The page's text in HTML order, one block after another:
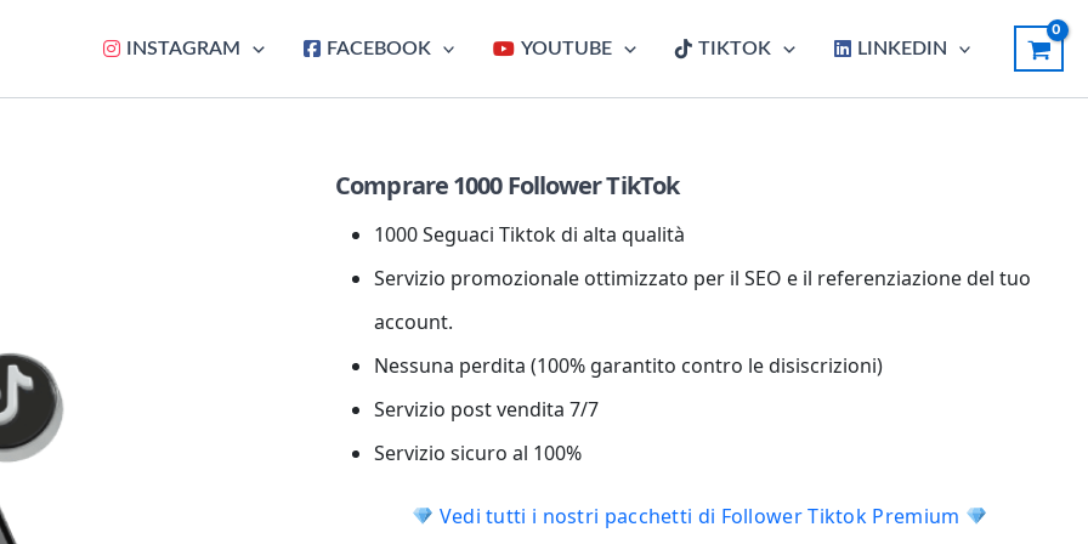
INSTAGRAM FACEBOOK YOUTUBE TIKTOK LINKEDIN
Comprare 1000 Follower TikTok
1000 Seguaci Tiktok di alta qualità
Servizio promozionale ottimizzato per il SEO e il referenziazione del tuo
account.
Nessuna perdita (100% garantito contro le disiscrizioni)
Servizio post vendita 7/7
Servizio sicuro al 100%
Vedi tutti i nostri pacchetti di Follower Tiktok Premium